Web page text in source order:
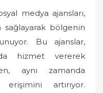
medya ajansları,
bölgenin
Bu ajanslar,
hizmet vererek
aynı zamanda
artırıyor.